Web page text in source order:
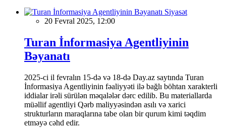
Siyasət
20 Fevral 2025, 12:00
Turan İnformasiya Agentliyinin
Bəyanatı
2025-ci il fevralın 15-də və 18-də Day.az saytında Turan
İnformasiya Agentliyinin fəaliyyəti ilə bağlı böhtan xarakterli
iddialar irəli sürülən məqalələr dərc edilib. Bu materiallarda
müəllif agentliyi Qərb maliyyəsindən asılı və xarici
strukturların maraqlarına tabe olan bir qurum kimi təqdim
etməyə cəhd edir.